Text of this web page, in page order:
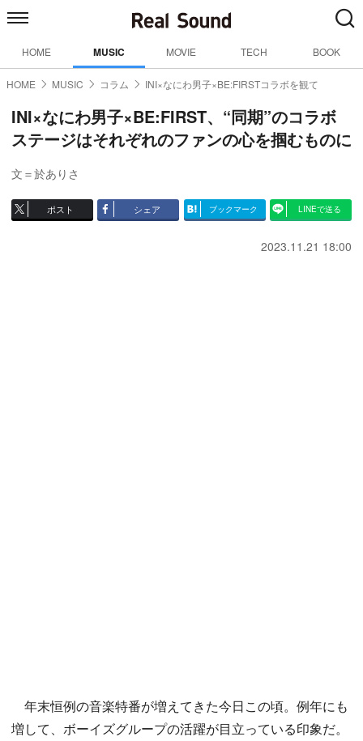
HOME MUSIC MOVIE TECH BOOK
HOME MUSIC コラム INI×なにわ男子×BE:FIRSTコラボを観て
INI×なにわ男子×BE:FIRST、“同期”のコラボ
ステージはそれぞれのファンの心を掴むものに
文＝於ありさ
ポスト シェア ブックマーク LINEで送る
2023.11.21 18:00
年末恒例の音楽特番が増えてきた今日この頃。例年にも
増して、ボーイズグループの活躍が目立っている印象だ。